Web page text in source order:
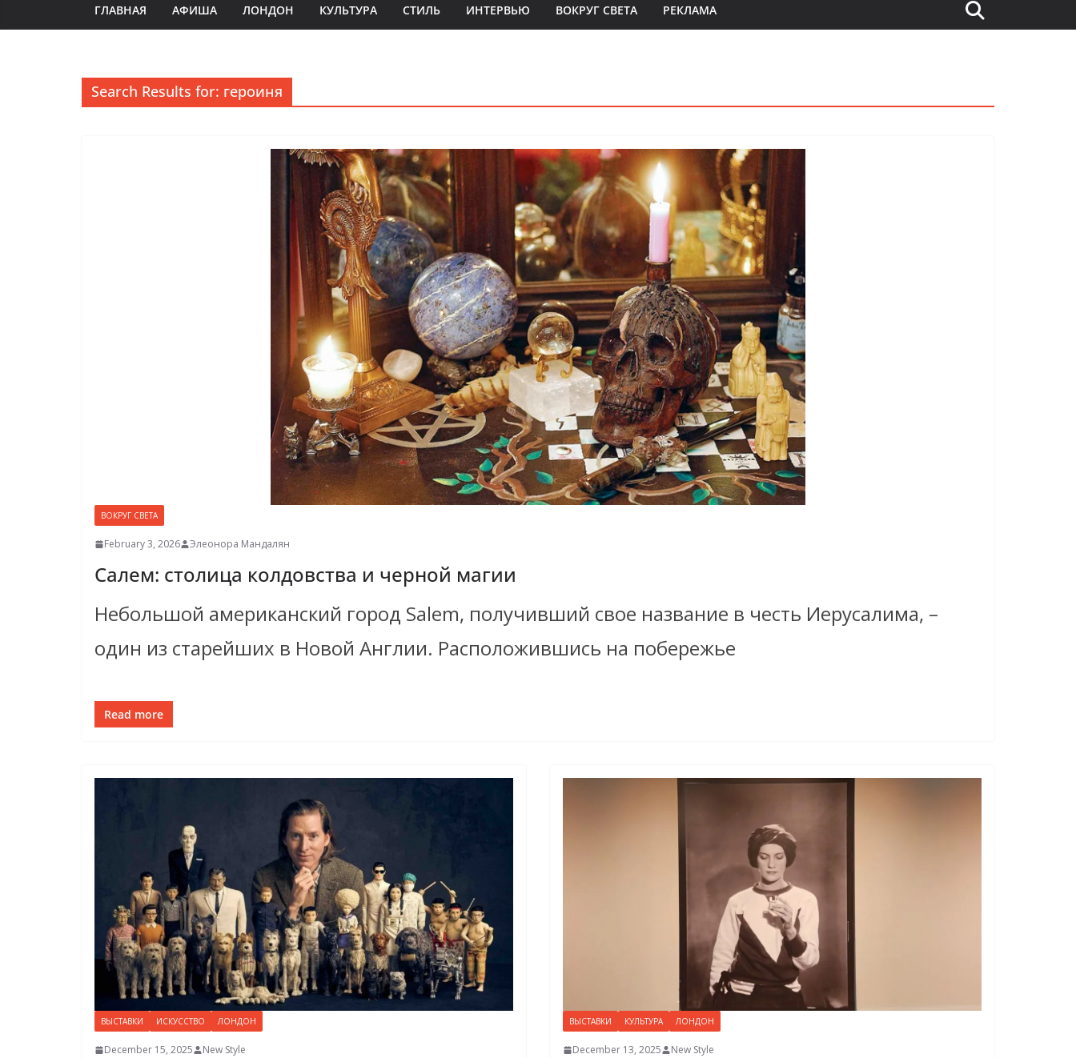
ГЛАВНАЯ АФИША ЛОНДОН КУЛЬТУРА СТИЛЬ ИНТЕРВЬЮ ВОКРУГ СВЕТА РЕКЛАМА
Search Results for: героиня
ВОКРУГ СВЕТА
February 3, 2026 Элеонора Мандалян
Салем: столица колдовства и черной магии
Небольшой американский город Salem, получивший свое название в честь Иерусалима, –
один из старейших в Новой Англии. Расположившись на побережье
Read more
ВЫСТАВКИ ИСКУССТВО ЛОНДОН
December 15, 2025 New Style
ВЫСТАВКИ КУЛЬТУРА ЛОНДОН
December 13, 2025 New Style